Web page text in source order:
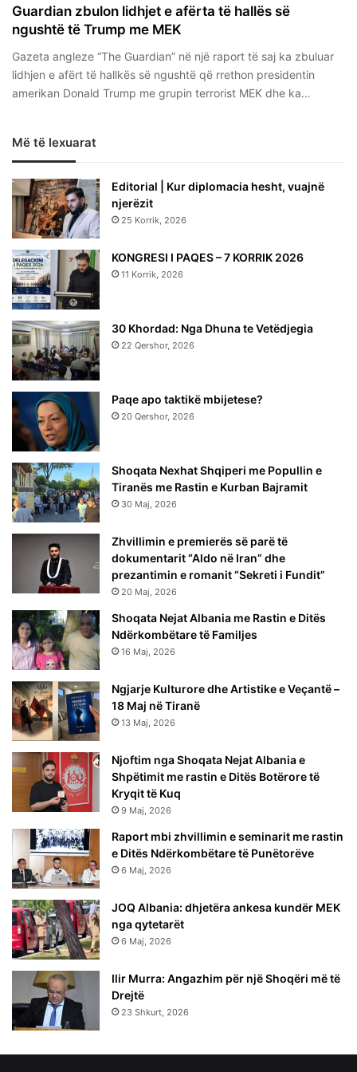
Guardian zbulon lidhjet e afërta të hallës së
ngushtë të Trump me MEK
Gazeta angleze “The Guardian” në një raport të saj ka zbuluar
lidhjen e afërt të hallkës së ngushtë që rrethon presidentin
amerikan Donald Trump me grupin terrorist MEK dhe ka…
Më të lexuarat
Editorial | Kur diplomacia hesht, vuajnë
njerëzit
25 Korrik, 2026
KONGRESI I PAQES – 7 KORRIK 2026
11 Korrik, 2026
30 Khordad: Nga Dhuna te Vetëdjegia
22 Qershor, 2026
Paqe apo taktikë mbijetese?
20 Qershor, 2026
Shoqata Nexhat Shqiperi me Popullin e
Tiranës me Rastin e Kurban Bajramit
30 Maj, 2026
Zhvillimin e premierës së parë të
dokumentarit “Aldo në Iran” dhe
prezantimin e romanit “Sekreti i Fundit”
20 Maj, 2026
Shoqata Nejat Albania me Rastin e Ditës
Ndërkombëtare të Familjes
16 Maj, 2026
Ngjarje Kulturore dhe Artistike e Veçantë –
18 Maj në Tiranë
13 Maj, 2026
Njoftim nga Shoqata Nejat Albania e
Shpëtimit me rastin e Ditës Botërore të
Kryqit të Kuq
9 Maj, 2026
Raport mbi zhvillimin e seminarit me rastin
e Ditës Ndërkombëtare të Punëtorëve
6 Maj, 2026
JOQ Albania: dhjetëra ankesa kundër MEK
nga qytetarët
6 Maj, 2026
Ilir Murra: Angazhim për një Shoqëri më të
Drejtë
23 Shkurt, 2026